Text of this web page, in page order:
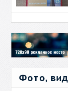
Фото,